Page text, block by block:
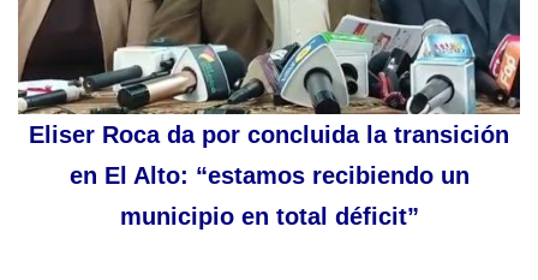
Eliser Roca da por concluida la transición
en El Alto: “estamos recibiendo un
municipio en total déficit”